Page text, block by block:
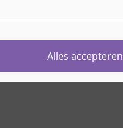
Hoe werkt het aanmelden?
Alles accepteren